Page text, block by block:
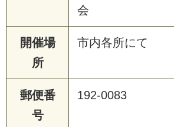
会
開催場
所
市内各所にて
郵便番
号
192-0083